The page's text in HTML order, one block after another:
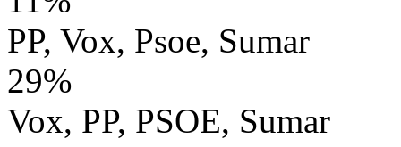
PP, Vox, Psoe, Sumar
29%
Vox, PP, PSOE, Sumar